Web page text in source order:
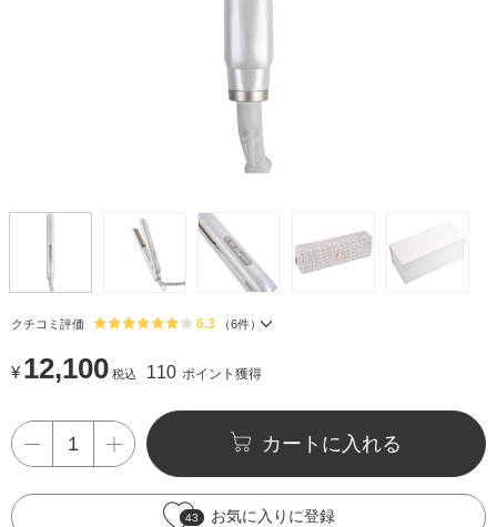
クチコミ評価 6.3 （6件）
¥ 12,100 税込 110 ポイント獲得
カートに入れる
43 お気に入りに登録